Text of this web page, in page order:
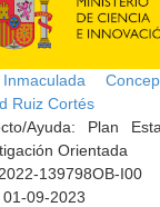
Inmaculada
Ruiz Cortés
Ayuda: Plan
Orientada
139798OB-I00
09-2023